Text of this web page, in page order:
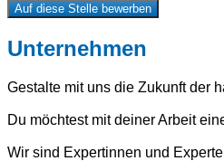
Auf diese Stelle bewerben
Unternehmen
Gestalte mit uns die Zukunft der
Du möchtest mit deiner Arbeit
Wir sind Expertinnen und